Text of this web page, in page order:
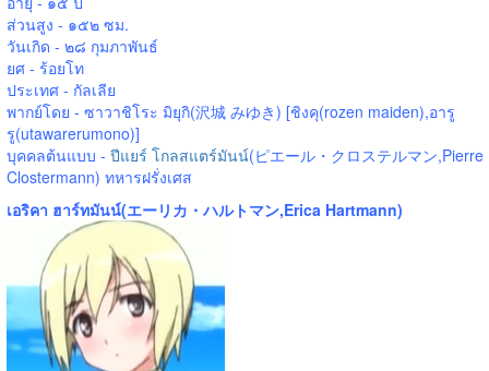
ส่วนสูง - ๑๕๒ ซม.
วันเกิด - ๒๘ กุมภาพันธ์
ยศ - ร้อยโท
ประเทศ - กัลเลีย
พากย์โดย - ซาวาชิโระ มิยุกิ(沢城 みゆき) [ชิงคุ(rozen maiden),อารู
รู(utawarerumono)]
บุคคลต้นแบบ - ปีแยร์ โกลสแตร์มันน์(ピエール・クロステルマン,Pierre
Clostermann) ทหารฝรั่งเศส
เอริคา ฮาร์ทมันน์(エーリカ・ハルトマン,Erica Hartmann)